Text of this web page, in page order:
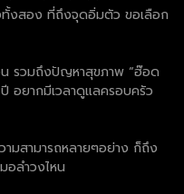
ทั้งสอง ที่ถึงจุดอิ่มตัว ขอเลือก
รวมถึงปัญหาสุขภาพ “ฮ๊อด
อยากมีเวลาดูแลครอบครัว
มสามารถหลายๆอย่าง ก็ถึง
อลำวงไหน